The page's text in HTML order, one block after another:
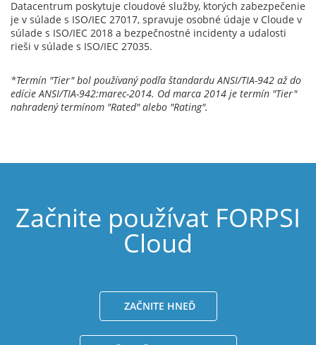
Datacentrum poskytuje cloudové služby, ktorých zabezpečenie
je v súlade s ISO/IEC 27017, spravuje osobné údaje v Cloude v
súlade s ISO/IEC 2018 a bezpečnostné incidenty a udalosti
rieši v súlade s ISO/IEC 27035.
*Termín "Tier" bol používaný podľa štandardu ANSI/TIA-942 až do
edície ANSI/TIA-942:marec-2014. Od marca 2014 je termín "Tier"
nahradený termínom "Rated" alebo "Rating".
Začnite používat FORPSI
Cloud
ZAČNITE HNEĎ